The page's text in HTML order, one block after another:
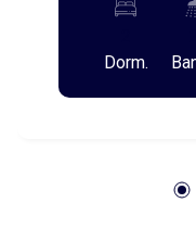
perder essa que
BARCELONA no
Apartamento
vaga de
Dorm.